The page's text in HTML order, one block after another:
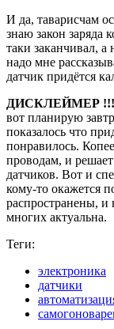
И да, таварисчам
знаю закон заряда
таки заканчивал,
надо мне
датчик придётся
ДИСКЛЕЙМЕР !!!
вот планирую
показалось что
понравилось.
проводам, и
датчиков. Вот и
кому-то окажется
распространены, и
многих актуальна.
Теги:
электроника
датчики